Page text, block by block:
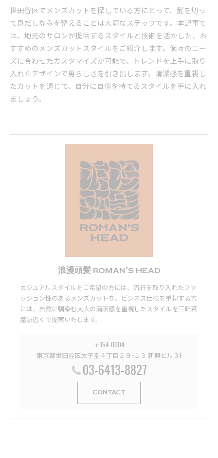
世田谷区でメンズカットを探している方にとって、髪を切っ
て身だしなみを整えることは大切なステップです。本記事で
は、地元のサロンが提供するスタイルと技術を活かした、お
すすめのメンズカットスタイルをご紹介します。個々のニー
ズに合わせたカスタマイズが可能で、トレンドを上手に取り
入れたデザインで男らしさを引き出します。清潔感を重視し
たカットを通じて、自分に自信を持てるスタイルを手に入れ
ましょう。
浪漫頭髪 ROMAN’S HEAD
カジュアルスタイルをご希望の方には、流行を取り入れたファ
ッション性のあるメンズカットを、ビジネス仕様を重視する方
には、自然に馴染む大人の清潔感を重視したスタイルを三軒茶
屋駅近くで提案いたします。
〒154-0004
東京都世田谷区太子堂４丁目２９−１３ 新興ビル３F
03-6413-8827
CONTACT